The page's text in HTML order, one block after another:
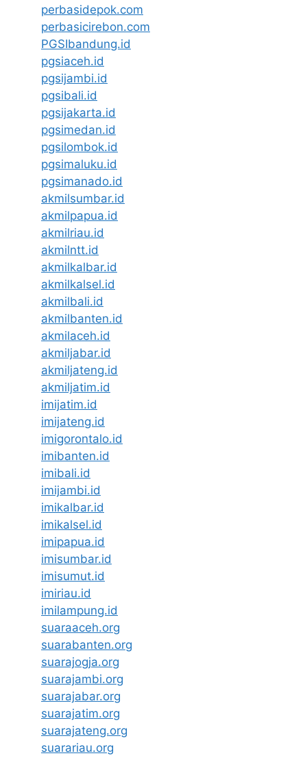
perbasidepok.com
perbasicirebon.com
PGSIbandung.id
pgsiaceh.id
pgsijambi.id
pgsibali.id
pgsijakarta.id
pgsimedan.id
pgsilombok.id
pgsimaluku.id
pgsimanado.id
akmilsumbar.id
akmilpapua.id
akmilriau.id
akmilntt.id
akmilkalbar.id
akmilkalsel.id
akmilbali.id
akmilbanten.id
akmilaceh.id
akmiljabar.id
akmiljateng.id
akmiljatim.id
imijatim.id
imijateng.id
imigorontalo.id
imibanten.id
imibali.id
imijambi.id
imikalbar.id
imikalsel.id
imipapua.id
imisumbar.id
imisumut.id
imiriau.id
imilampung.id
suaraaceh.org
suarabanten.org
suarajogja.org
suarajambi.org
suarajabar.org
suarajatim.org
suarajateng.org
suarariau.org